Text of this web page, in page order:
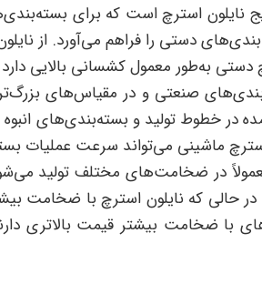
نایلون استرچ است که برای
دستی را فراهم می‌آورد. از
به‌طور معمول کشسانی بالایی
صنعتی و در مقیاس‌های
در خطوط تولید و بسته‌بندی‌های
استرچ ماشینی می‌تواند سرعت
در ضخامت‌های مختلف تولید
حالی که نایلون استرچ با ضخامت
با ضخامت بیشتر قیمت بالاتری